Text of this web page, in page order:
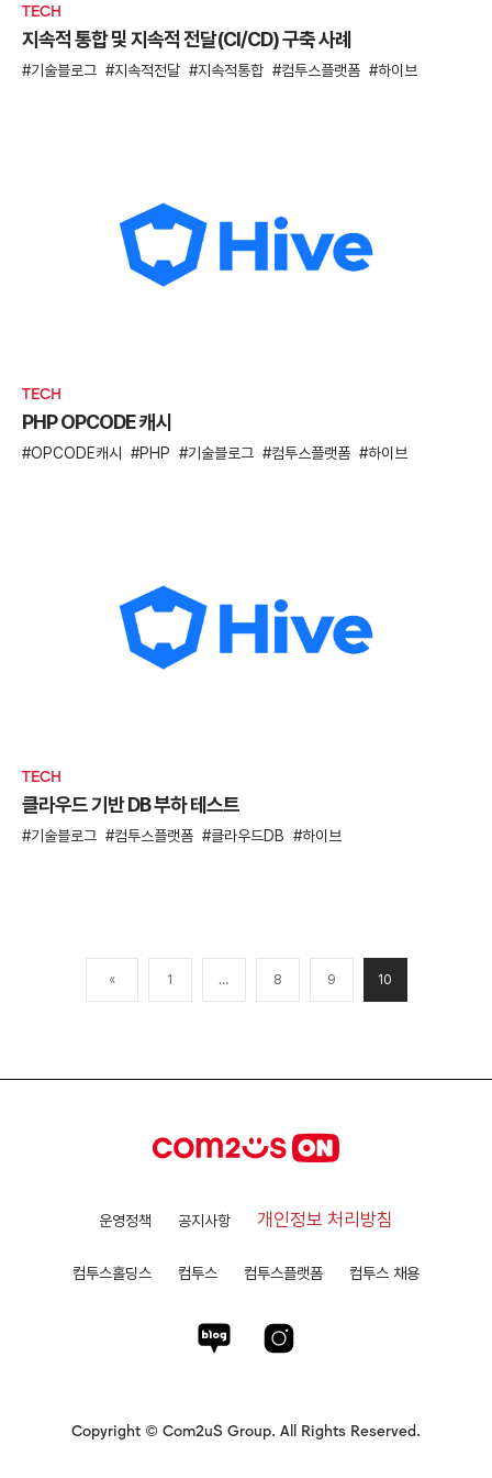
TECH
지속적 통합 및 지속적 전달(CI/CD) 구축 사례
기술블로그 지속적전달 지속적통합 컴투스플랫폼 하이브
TECH
PHP OPCODE 캐시
OPCODE캐시 PHP 기술블로그 컴투스플랫폼 하이브
TECH
클라우드 기반 DB 부하 테스트
기술블로그 컴투스플랫폼 클라우드DB 하이브
« 1 … 8 9 10
운영정책 공지사항 개인정보 처리방침
컴투스홀딩스 컴투스 컴투스플랫폼 컴투스 채용
Copyright © Com2uS Group. All Rights Reserved.